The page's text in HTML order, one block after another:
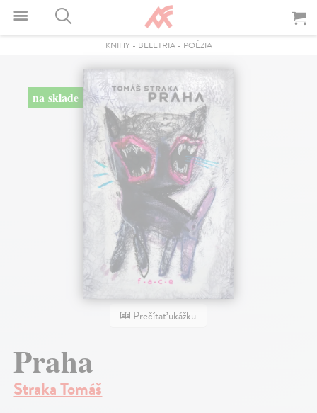
KNIHY- BELETRIA- POÉZIA
na sklade
Prečítať ukážku
Praha
Straka Tomáš